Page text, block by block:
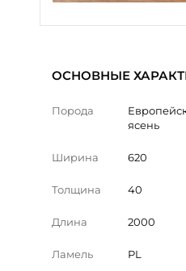
ОСНОВНЫЕ
Порода
ясень
Ширина 620
Толщина 40
Длина 2000
Ламель PL